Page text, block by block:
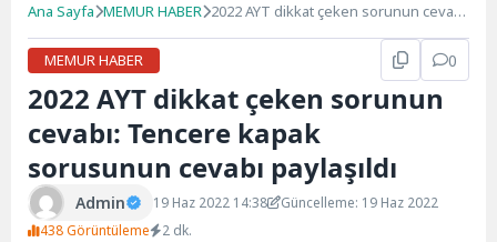
Ana Sayfa MEMUR HABER 2022 AYT dikkat çeken sorunun cevabı:
MEMUR HABER 0
2022 AYT dikkat çeken sorunun
cevabı: Tencere kapak
sorusunun cevabı paylaşıldı
Admin 19 Haz 2022 14:38
Güncelleme: 19 Haz 2022
438 Görüntüleme
2 dk.